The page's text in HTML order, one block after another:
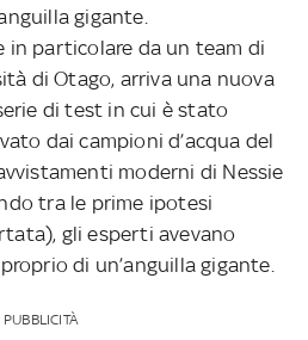
gigante.
in particolare da un team di
di Otago, arriva una nuova
di test in cui è stato
dai campioni d’acqua del
moderni di Nessie
tra le prime ipotesi
gli esperti avevano
di un’anguilla gigante.
PUBBLICITÀ